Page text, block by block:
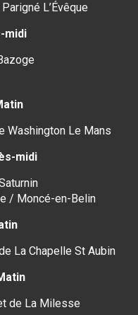
L’Évêque
midi
Washington Le Mans
midi
/ Moncé-en-Belin
La Chapelle St Aubin
de La Milesse